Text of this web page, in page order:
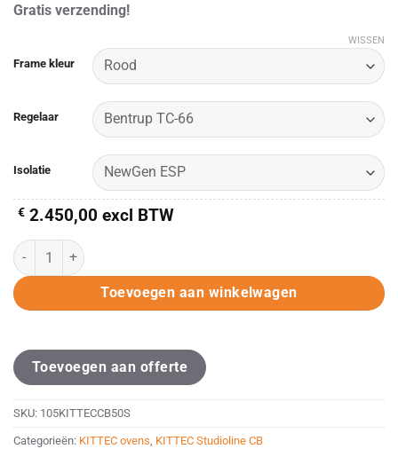
Gratis verzending!
Frame kleur
Regelaar
Isolatie
WISSEN
€ 2.450,00 excl BTW
KITTEC CB 50 S (400V) aantal
Toevoegen aan winkelwagen
Toevoegen aan offerte
SKU: 105KITTECCB50S
Categorieën: KITTEC ovens, KITTEC Studioline CB